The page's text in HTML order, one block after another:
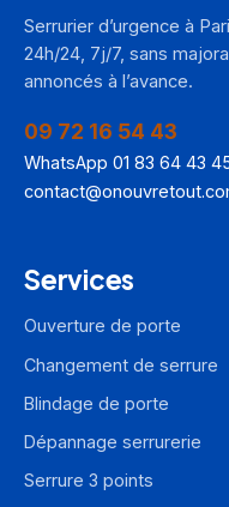
Serrurier d’urgence à
24h/24, 7j/7, sans
annoncés à l’avance.
09 72 16 54 43
WhatsApp 01 83 64 43
Services
Ouverture de porte
Changement de serrure
Blindage de porte
Dépannage serrurerie
Serrure 3 points